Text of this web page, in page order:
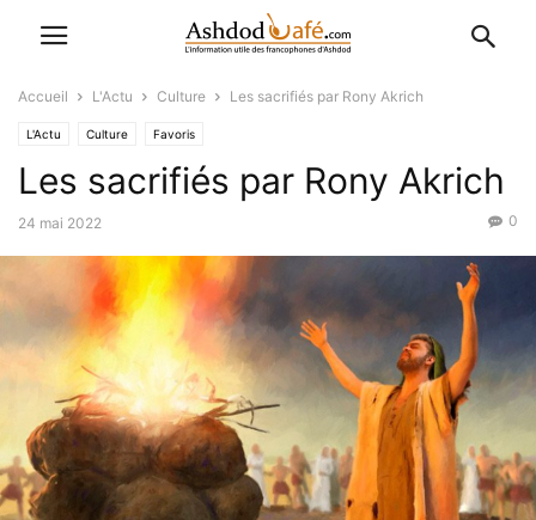
Accueil L'Actu Culture Les sacrifiés par Rony Akrich
L'Actu Culture Favoris
Les sacrifiés par Rony Akrich
24 mai 2022 0